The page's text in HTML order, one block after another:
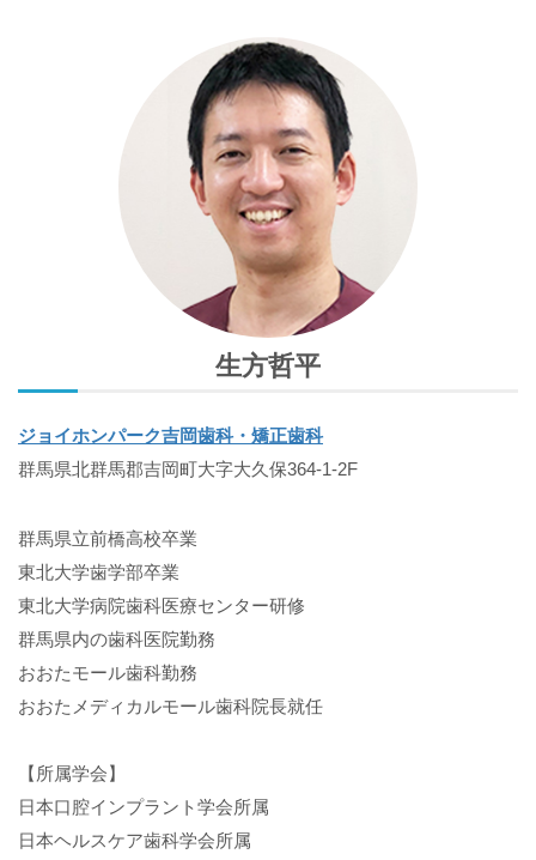
生方哲平
ジョイホンパーク吉岡歯科・矯正歯科
群馬県北群馬郡吉岡町大字大久保364-1-2F
群馬県立前橋高校卒業
東北大学歯学部卒業
東北大学病院歯科医療センター研修
群馬県内の歯科医院勤務
おおたモール歯科勤務
おおたメディカルモール歯科院長就任
【所属学会】
日本口腔インプラント学会所属
日本ヘルスケア歯科学会所属